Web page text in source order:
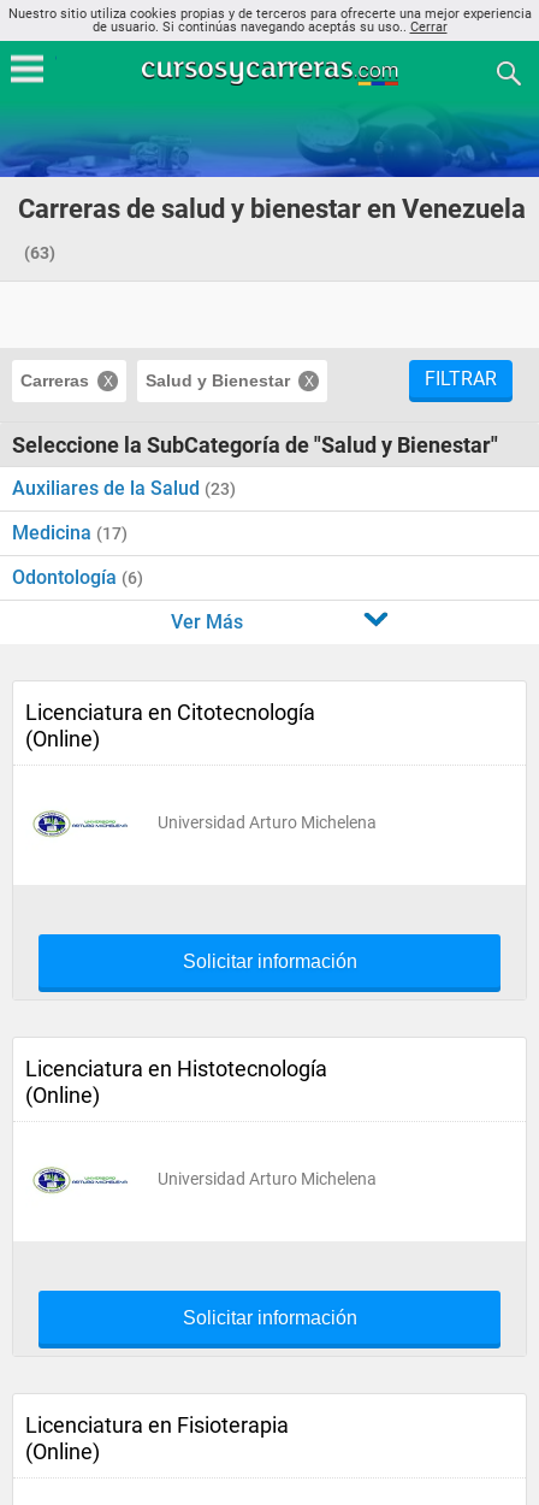
Nuestro sitio utiliza cookies propias y de terceros para ofrecerte una mejor experiencia
de usuario. Si continúas navegando aceptás su uso.. Cerrar
Carreras de salud y bienestar en Venezuela
(63)
Carreras Salud y Bienestar FILTRAR
Seleccione la SubCategoría de "Salud y Bienestar"
Auxiliares de la Salud (23)
Medicina (17)
Odontología (6)
Ver Más
Licenciatura en Citotecnología
(Online)
Universidad Arturo Michelena
Solicitar información
Licenciatura en Histotecnología
(Online)
Universidad Arturo Michelena
Solicitar información
Licenciatura en Fisioterapia
(Online)